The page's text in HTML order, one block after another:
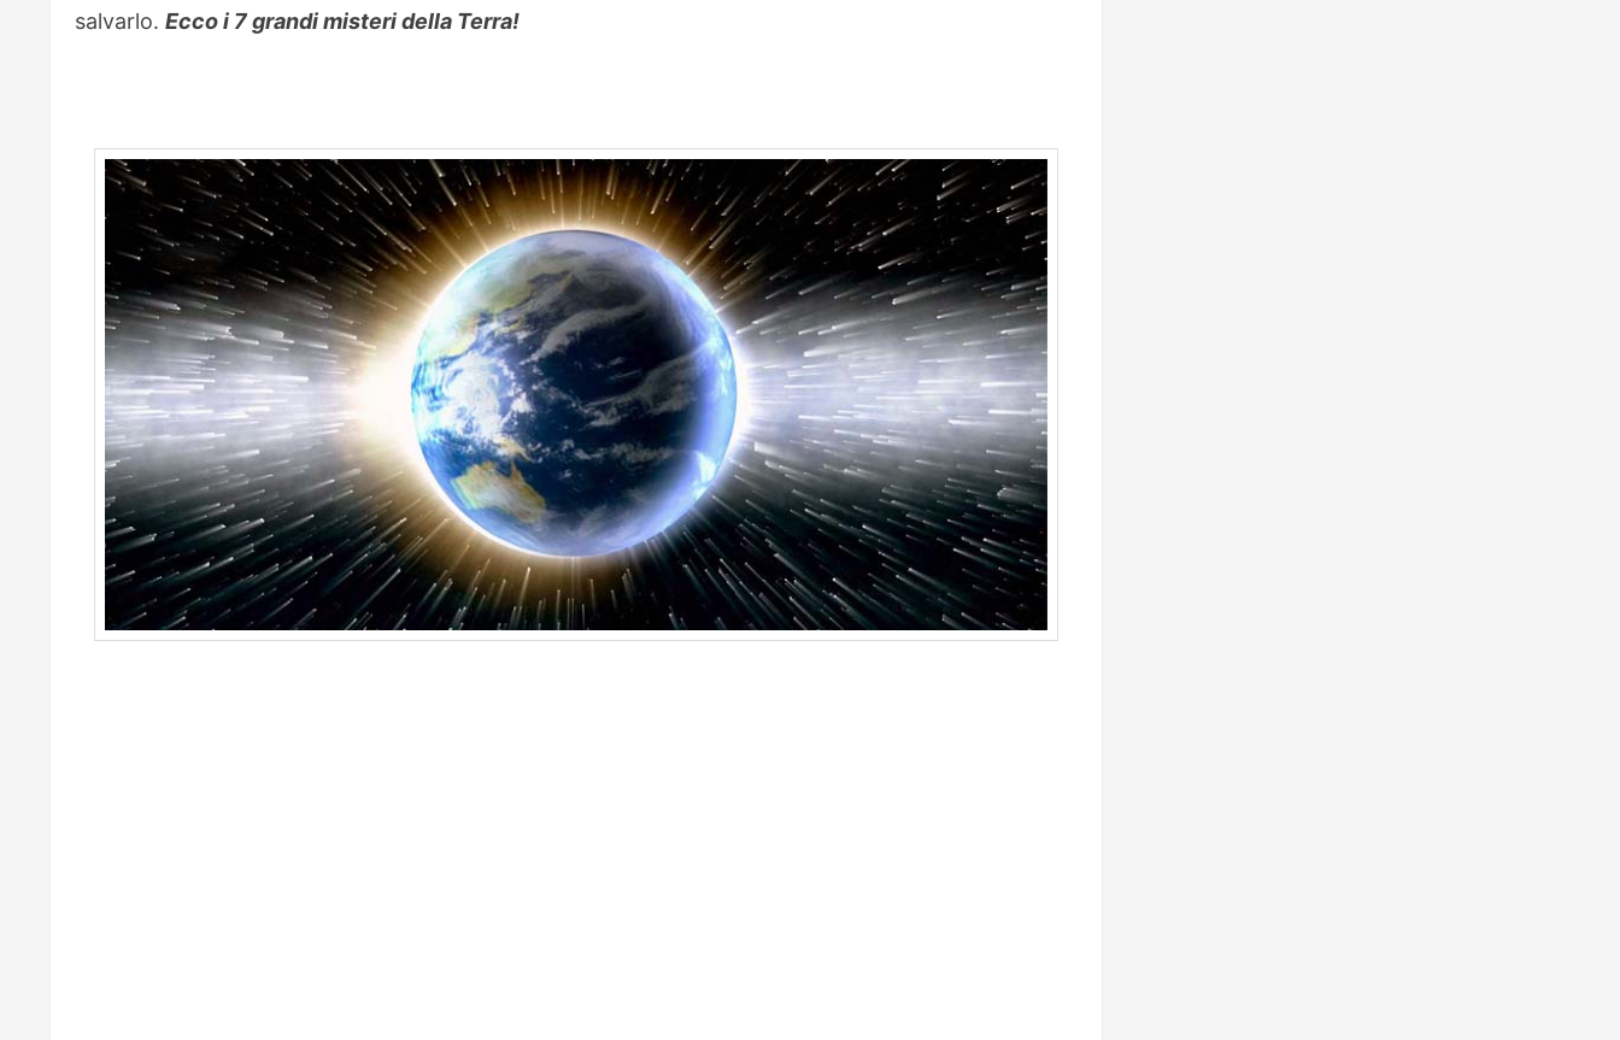
salvarlo. Ecco i 7 grandi misteri della Terra!